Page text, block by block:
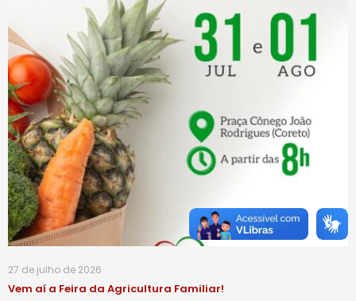
27 de julho de 2026
Vem aí a Feira da Agricultura Familiar!